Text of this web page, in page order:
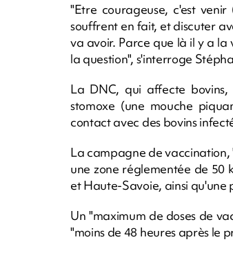
"Etre courageuse, c'est
souffrent en fait, et discuter
va avoir. Parce que là il y a la
la question", s'interroge
La DNC, qui affecte
stomoxe (une mouche
contact avec des bovins
La campagne de
une zone réglementée de 50
et Haute-Savoie, ainsi qu'une
Un "maximum de doses de
"moins de 48 heures après le